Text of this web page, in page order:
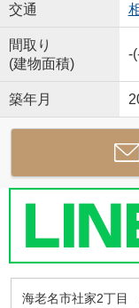
交通
間取り
(建物面積)
-
築年月
海老名市社家2丁